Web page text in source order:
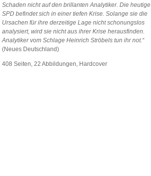
Schaden nicht auf den brillanten Analytiker. Die heutige
SPD befindet sich in einer tiefen Krise. Solange sie die
Ursachen für ihre derzeitige Lage nicht schonungslos
analysiert, wird sie nicht aus ihrer Krise herausfinden.
Analytiker vom Schlage Heinrich Ströbels tun ihr not.“
(Neues Deutschland)
408 Seiten, 22 Abbildungen, Hardcover